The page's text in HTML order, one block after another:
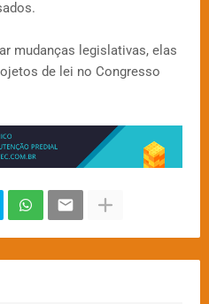
mudanças legislativas, elas
de lei no Congresso